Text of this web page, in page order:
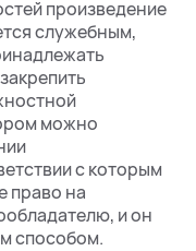
произведение
служебным,
можно
с которым
право на
и он
способом.